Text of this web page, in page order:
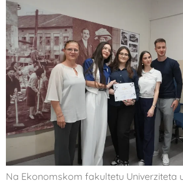
Na Ekonomskom fakultetu Univerziteta